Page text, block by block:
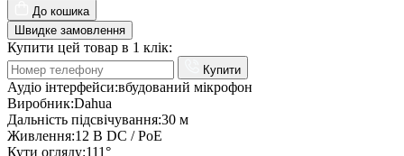
До кошика
Швидке замовлення
Купити цей товар в 1 клік:
Купити
Аудіо інтерфейси:вбудований мікрофон
Виробник:Dahua
Дальність підсвічування:30 м
Живлення:12 В DC / PoE
Кути огляду:111°